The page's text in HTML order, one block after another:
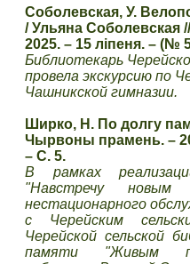
Соболевская, У.
/ Ульяна
2025. – 15 ліпеня. – (№
Библиотекарь
провела экскурсию по
Чашникской гимназии.
Ширко, Н. По долгу
Чырвоны прамень. –
– С. 5.
В рамках
"Навстречу новым
нестационарного
с Черейским
Черейской сельской
памяти "Живым